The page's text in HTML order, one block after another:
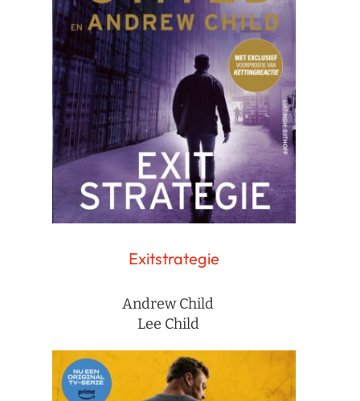
Exitstrategie
Andrew Child
Lee Child